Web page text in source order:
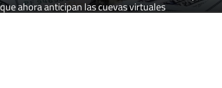
que ahora anticipan las cuevas virtuales